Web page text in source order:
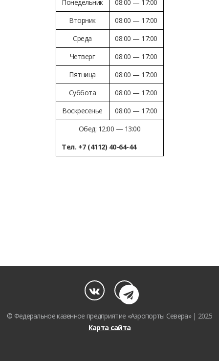
Понедельник
08:00 — 17:00
Вторник
08:00 — 17:00
Среда
08:00 — 17:00
Четверг
08:00 — 17:00
Пятница
08:00 — 17:00
Суббота
08:00 — 17:00
Воскресенье
08:00 — 17:00
Обед: 12:00 — 13:00
Тел. +7 (4112) 40-64-44
© Федеральное казенное предприятие «Аэропорты Севера» | 2025
Карта сайта